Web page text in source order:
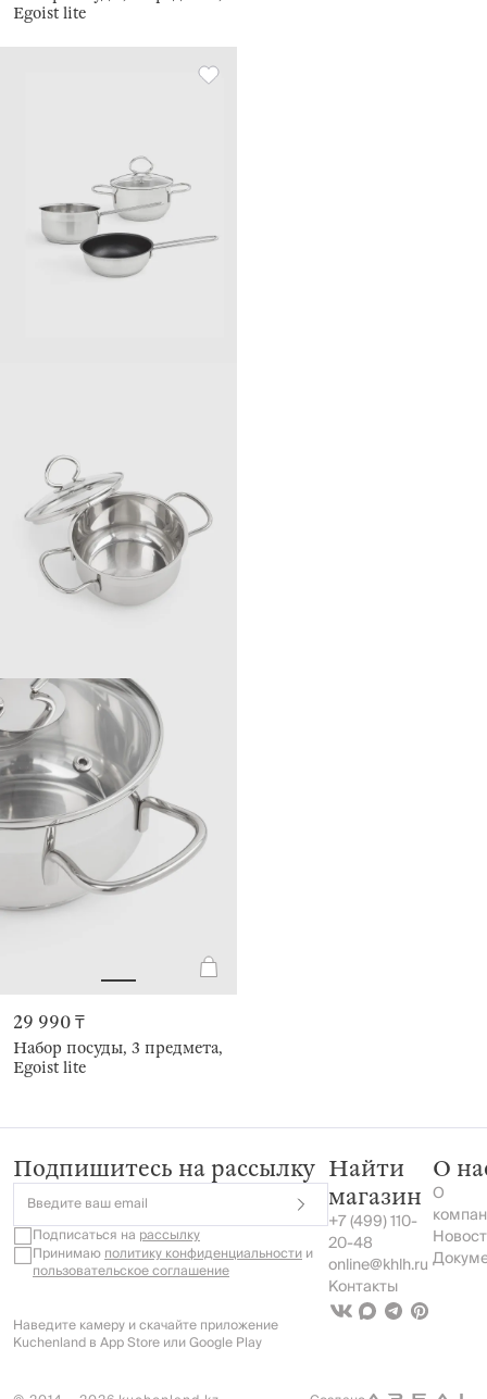
Egoist lite
29 990 ₸
Набор посуды, 3 предмета,
Egoist lite
Подпишитесь на рассылку
Введите ваш email
Подписаться на рассылку
Принимаюполитику конфиденциальностии
пользовательское соглашение
Наведите камеру и скачайте приложение
Kuchenland в App Store или Google Play
Найти
магазин
+7 (499) 110-
20-48
online@khlh.ru
Контакты
О
О